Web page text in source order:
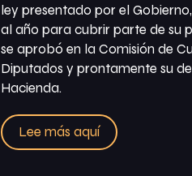
ley presentado por el
al año para cubrir parte de su
se aprobó en la Comisión de
Diputados y prontamente su
Hacienda.
Lee más aquí